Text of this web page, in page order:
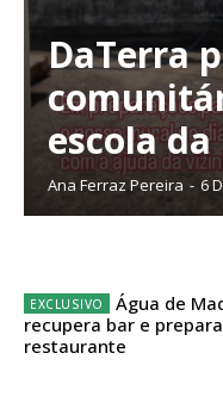
Planos
Faça-se assinante do
DaTerra
escola
Ana Ferraz Pereira - 6
Água de
recupera bar e
restaurante